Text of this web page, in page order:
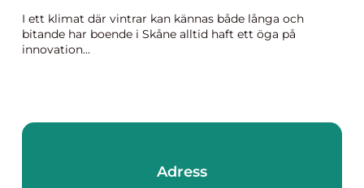
I ett klimat där vintrar kan kännas både långa och
bitande har boende i Skåne alltid haft ett öga på
innovation...
Adress